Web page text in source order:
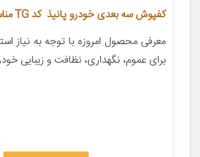
کفپوش سه بعدی خودرو پانیذ کد TG مناسب برای پراید 141
معرفی محصول امروزه با توجه به نیاز
برای عموم، نگهداری، نظافت و زیبایی